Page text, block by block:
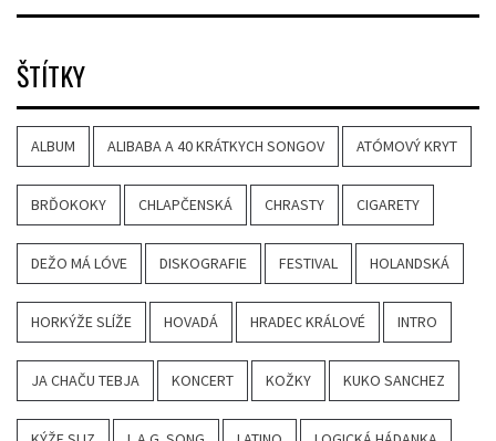
ŠTÍTKY
ALBUM ALIBABA A 40 KRÁTKYCH SONGOV ATÓMOVÝ KRYT
BRĎOKOKY CHLAPČENSKÁ CHRASTY CIGARETY
DEŽO MÁ LÓVE DISKOGRAFIE FESTIVAL HOLANDSKÁ
HORKÝŽE SLÍŽE HOVADÁ HRADEC KRÁLOVÉ INTRO
JA CHAČU TEBJA KONCERT KOŽKY KUKO SANCHEZ